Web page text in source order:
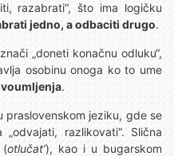
razabrati“, što ima logičku
jedno, a odbaciti drugo.
„doneti konačnu odluku“,
osobinu onoga ko to ume
.
praslovenskom jeziku, gde se
razlikovati“. Slična
(otlučat’), kao i u bugarskom